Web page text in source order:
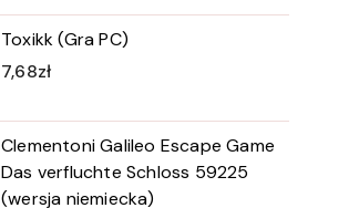
Toxikk (Gra PC)
7,68zł
Clementoni Galileo Escape Game
Das verfluchte Schloss 59225
(wersja niemiecka)